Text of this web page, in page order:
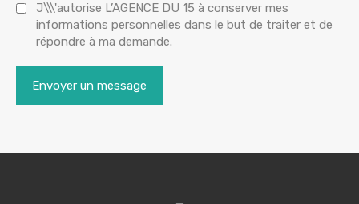
J\\\'autorise L’AGENCE DU 15 à conserver mes
informations personnelles dans le but de traiter et de
répondre à ma demande.